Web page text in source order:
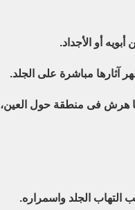
أو الأجداد.
آثارها مباشرة على الجلد.
هرش فى منطقة حول
التهاب الجلد واسمراره.